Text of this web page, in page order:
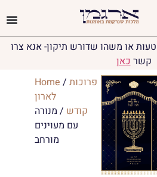
או משהו שדורש תיקון- אנא צרו
קשרכאן
Home /פרוכות
לארון
קודש / מנורה
עם מעוינים
מורחב